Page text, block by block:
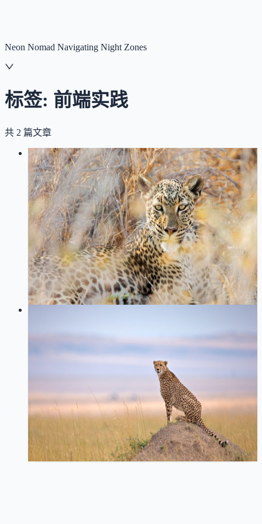
Neon Nomad Navigating Night Zones
标签: 前端实践
共 2 篇文章
LOG01
2026-01-16
Next.js 博客构建优化：从按需渲染到
静态生成，聊聊文章预渲染改造实践
Next.js 前端实践性能优化SSGISR
记录博客从动态渲染改为静态生成的改造过程，介绍
Next.js 的按需重新验证机制以及后续优化方向
44
0
圆形菜单组件实现：从极坐标到SVG
SVG 组件开发 极坐标前端实践 Vue
分享一个圆形菜单组件的实现思路，从极坐标转换到
SVG路径绘制，以及交互效果的优化实践
76 0